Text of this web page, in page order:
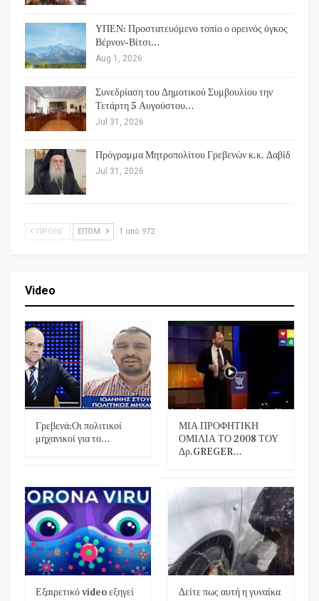
ΥΠΕΝ: Προστατευόμενο τοπίο ο ορεινός όγκος
Βέρνον-Βίτσι…
Aug 1, 2026
Συνεδρίαση του Δημοτικού Συμβουλίου την
Τετάρτη 5 Αυγούστου…
Jul 31, 2026
Πρόγραμμα Μητροπολίτου Γρεβενών κ.κ. Δαβίδ
Jul 31, 2026
ΠΡΟΗΓ. ΕΠΌΜ. 1 από 972
Video
Γρεβενά:Οι πολιτικοί
μηχανικοί για το…
ΜΙΑ ΠΡΟΦΗΤΙΚΗ
ΟΜΙΛΙΑ ΤΟ 2008 ΤΟΥ
Δρ.GREGER…
Εξαιρετικό video εξηγεί
Δείτε πως αυτή η γυναίκα